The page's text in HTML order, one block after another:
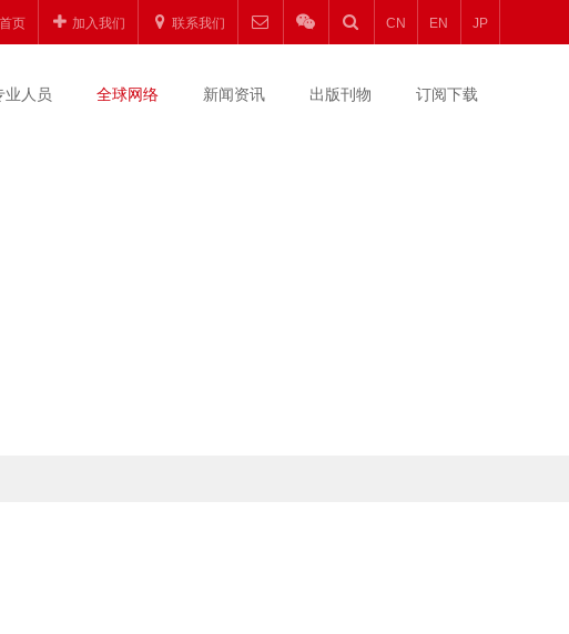
首页 加入我们 联系我们 CN EN JP
业人员 全球网络 新闻资讯 出版刊物 订阅下载